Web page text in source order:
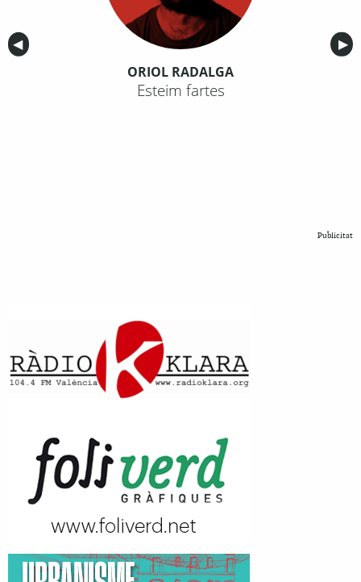
Anterior
◀︎ ▶︎
ORIOL RADALGA
Esteim fartes
Publicitat